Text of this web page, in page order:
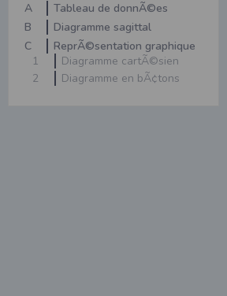
A
Tableau de donnÃ©es
B
Diagramme sagittal
C
ReprÃ©sentation graphique
1
Diagramme cartÃ©sien
2
Diagramme en bÃ¢tons